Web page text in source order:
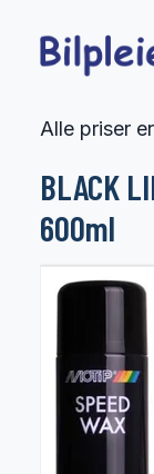
Alle priser
BLACK
600ml